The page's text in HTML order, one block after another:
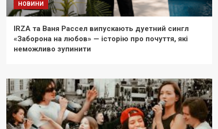
НОВИНИ
IRZA та Ваня Рассел випускають дуетний сингл
«Заборона на любов» — історію про почуття, які
неможливо зупинити